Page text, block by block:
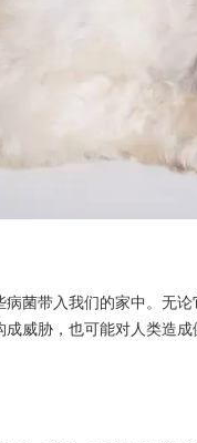
菌带入我们的家中。无
威胁，也可能对人类造